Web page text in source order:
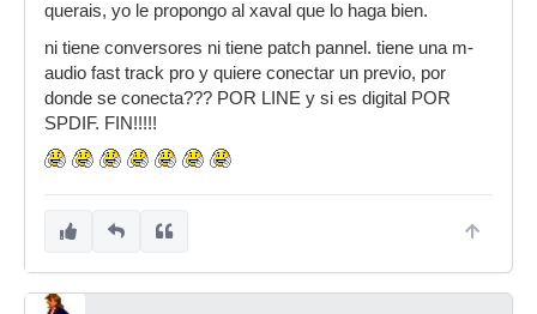
querais, yo le propongo al xaval que lo haga bien.
ni tiene conversores ni tiene patch pannel. tiene una m-
audio fast track pro y quiere conectar un previo, por
donde se conecta??? POR LINE y si es digital POR
SPDIF. FIN!!!!!